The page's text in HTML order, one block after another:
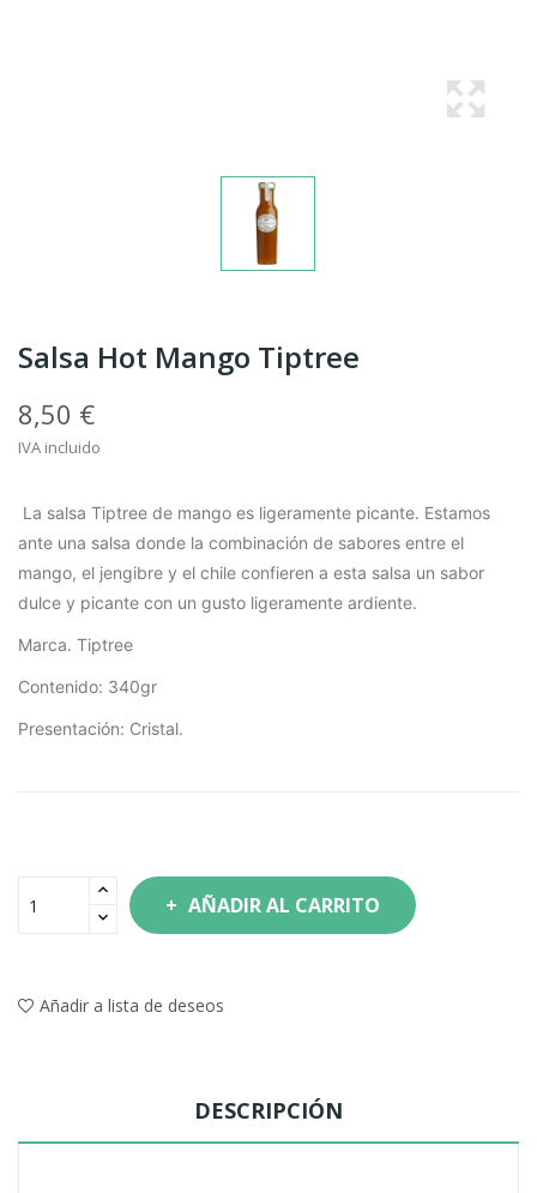
Salsa Hot Mango Tiptree
8,50 €
IVA incluido
La salsa Tiptree de mango es ligeramente picante. Estamos
ante una salsa donde la combinación de sabores entre el
mango, el jengibre y el chile confieren a esta salsa un sabor
dulce y picante con un gusto ligeramente ardiente.
Marca. Tiptree
Contenido: 340gr
Presentación: Cristal.
AÑADIR AL CARRITO
Añadir a lista de deseos
DESCRIPCIÓN